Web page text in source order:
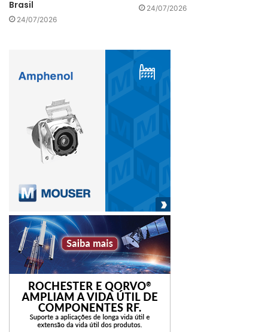
Brasil
24/07/2026
24/07/2026